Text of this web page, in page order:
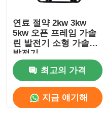
연료 절약 2kw 3kw
5kw 오픈 프레임 가솔
린 발전기 소형 가솔린
발전기
최고의 가격
지금 얘기해